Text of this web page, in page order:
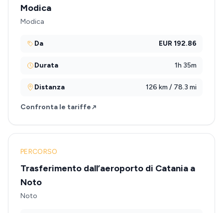
Modica
Modica
Da EUR 192.86
Durata 1h 35m
Distanza 126 km / 78.3 mi
Confronta le tariffe
PERCORSO
Trasferimento dall’aeroporto di Catania a
Noto
Noto